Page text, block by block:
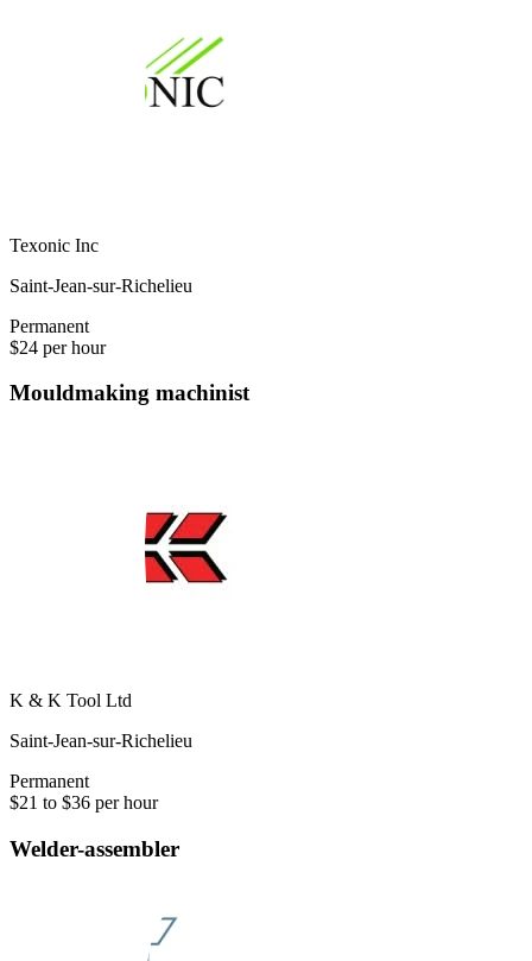
Texonic Inc
Saint-Jean-sur-Richelieu
Permanent
$24 per hour
Mouldmaking machinist
K & K Tool Ltd
Saint-Jean-sur-Richelieu
Permanent
$21 to $36 per hour
Welder-assembler